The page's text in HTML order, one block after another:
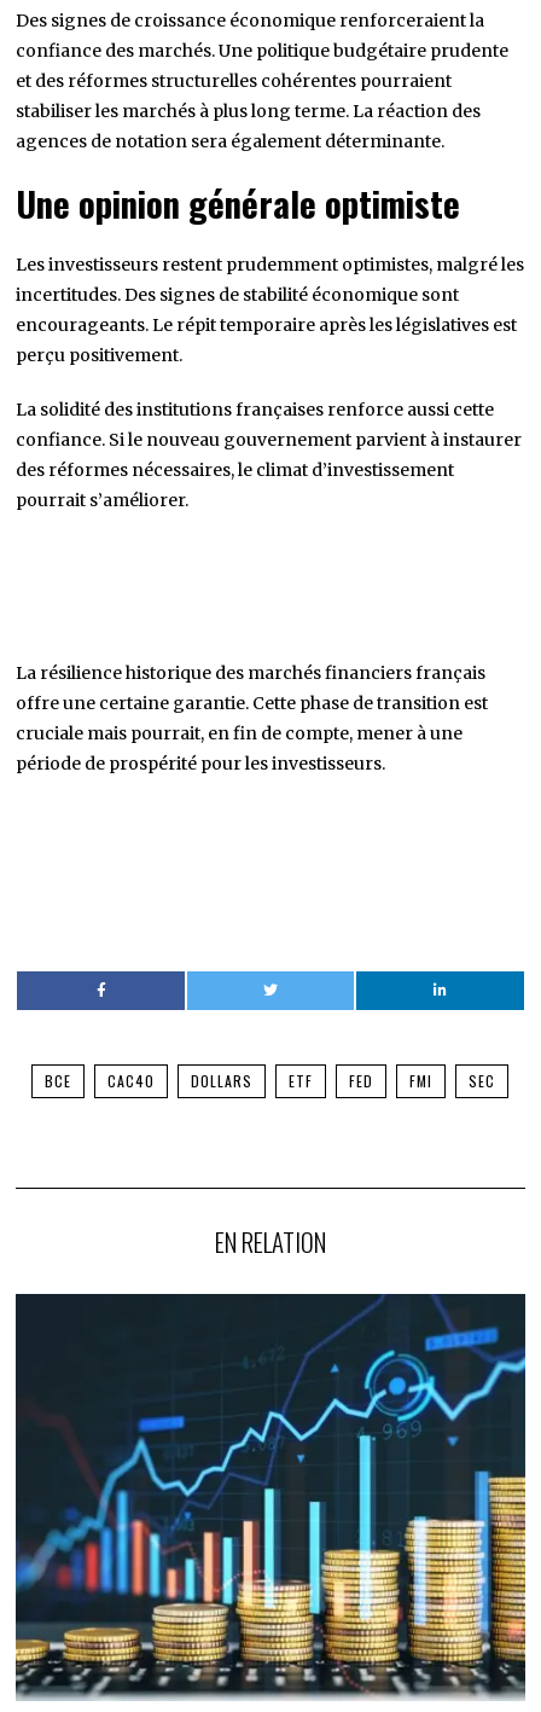
Des signes de croissance économique renforceraient la
confiance des marchés. Une politique budgétaire prudente
et des réformes structurelles cohérentes pourraient
stabiliser les marchés à plus long terme. La réaction des
agences de notation sera également déterminante.
Une opinion générale optimiste
Les investisseurs restent prudemment optimistes, malgré les
incertitudes. Des signes de stabilité économique sont
encourageants. Le répit temporaire après les législatives est
perçu positivement.
La solidité des institutions françaises renforce aussi cette
confiance. Si le nouveau gouvernement parvient à instaurer
des réformes nécessaires, le climat d’investissement
pourrait s’améliorer.
La résilience historique des marchés financiers français
offre une certaine garantie. Cette phase de transition est
cruciale mais pourrait, en fin de compte, mener à une
période de prospérité pour les investisseurs.
BCE CAC40 DOLLARS ETF FED FMI SEC
EN RELATION